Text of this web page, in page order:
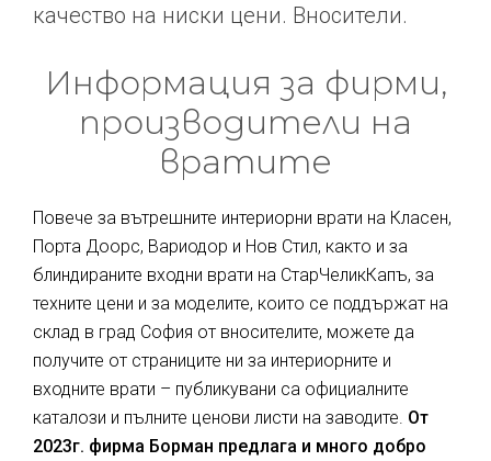
качество на ниски цени. Вносители.
Информация за фирми,
производители на
вратите
Повече за вътрешните интериорни врати на Класен,
Порта Доорс, Вариодор и Нов Стил, както и за
блиндираните входни врати на СтарЧеликКапъ, за
техните цени и за моделите, които се поддържат на
склад в град София от вносителите, можете да
получите от страниците ни за интериорните и
входните врати – публикувани са официалните
каталози и пълните ценови листи на заводите. От
2023г. фирма Борман предлага и много добро